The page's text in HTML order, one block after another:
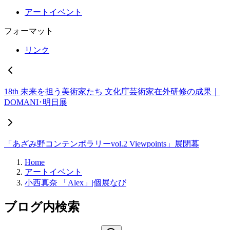
アートイベント
フォーマット
リンク
18th 未来を担う美術家たち 文化庁芸術家在外研修の成果｜
DOMANI･明日展
「あざみ野コンテンポラリーvol.2 Viewpoints」展閉幕
Home
アートイベント
小西真奈 「Alex」|個展なび
ブログ内検索